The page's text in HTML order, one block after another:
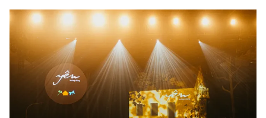
Hitech Công nghệ tương lai
Sản phẩm
Thị trường
Giao lưu trực tuyến
Lịch phát sóng
Chuyên mục khác